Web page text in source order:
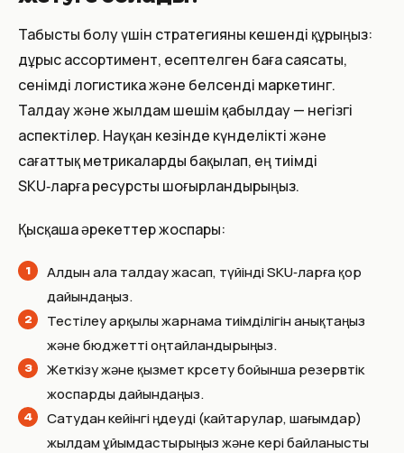
Табысты болу үшін стратегияны кешенді құрыңыз:
дұрыс ассортимент, есептелген баға саясаты,
сенімді логистика және белсенді маркетинг.
Талдау және жылдам шешім қабылдау — негізгі
аспектілер. Науқан кезінде күнделікті және
сағаттық метрикаларды бақылап, ең тиімді
SKU‑ларға ресурсты шоғырландырыңыз.
Қысқаша әрекеттер жоспары:
Алдын ала талдау жасап, түйінді SKU‑ларға қор
дайындаңыз.
Тестілеу арқылы жарнама тиімділігін анықтаңыз
және бюджетті оңтайландырыңыз.
Жеткізу және қызмет көрсету бойынша резервтік
жоспарды дайындаңыз.
Сатудан кейінгі өңдеуді (кайтарулар, шағымдар)
жылдам ұйымдастырыңыз және кері байланысты